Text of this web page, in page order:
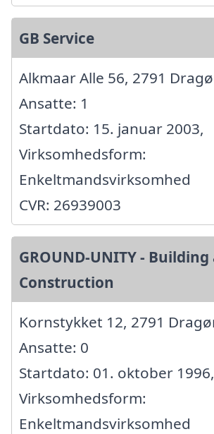
GB Service
Alkmaar Alle 56, 2791
Ansatte: 1
Startdato: 15. januar 2003,
Virksomhedsform:
Enkeltmandsvirksomhed
CVR: 26939003
GROUND-UNITY - Building
Construction
Kornstykket 12, 2791
Ansatte: 0
Startdato: 01. oktober 1996,
Virksomhedsform:
Enkeltmandsvirksomhed